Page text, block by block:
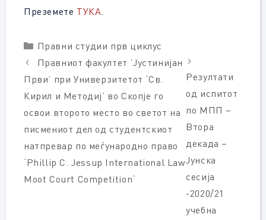
Преземете ТУКА.
Categories
Правни студии прв циклус
Правниот факултет ’Јустинијан
Први’ при Универзитетот ‘Св.
Кирил и Методиј’ во Скопје го
освои второто место во светот на
писмениот дел од студентскиот
натпревар по меѓународно право
‘Phillip C. Jessup International Law
Moot Court Competition‘
Резултати
од испитот
по МПП –
Втора
декада –
Јунска
сесија
-2020/21
учебна